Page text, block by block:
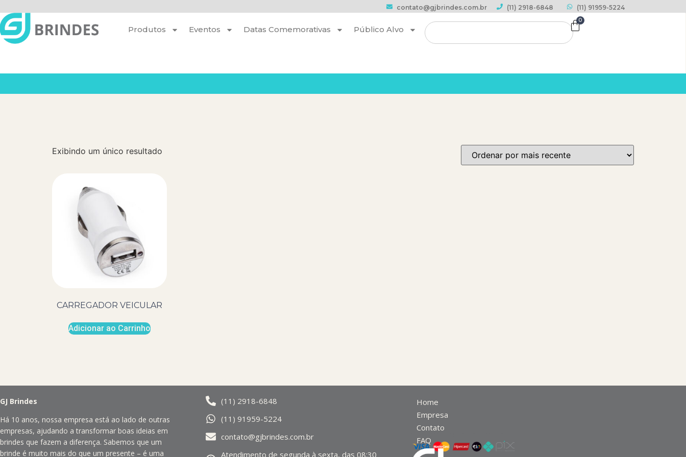
contato@gjbrindes.com.br (11) 2918-6848 (11) 91959-5224
Produtos Eventos Datas Comemorativas Público Alvo
0
Exibindo um único resultado
CARREGADOR VEICULAR
Adicionar ao Carrinho
GJ Brindes
Há 10 anos, nossa empresa está ao lado de outras
empresas, ajudando a transformar boas ideias em
brindes que fazem a diferença. Sabemos que um
brinde é muito mais do que um presente – é uma
(11) 2918-6848
(11) 91959-5224
contato@gjbrindes.com.br
Atendimento de segunda à sexta, das 08:30
Home
Empresa
Contato
FAQ